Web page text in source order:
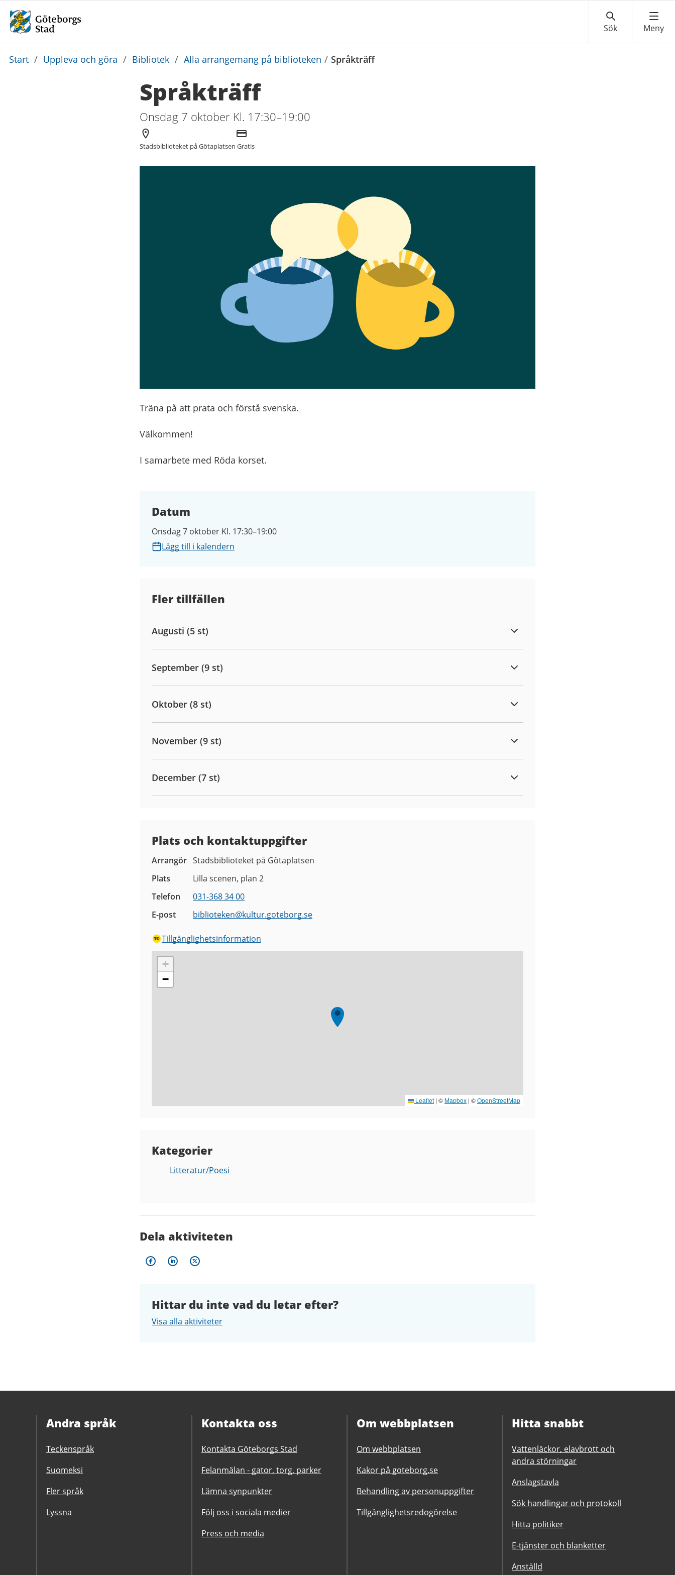
Du
Start / Uppleva och göra / Bibliotek / Alla arrangemang på biblioteken / Språkträff
Språkträff
Onsdag 7 oktober Kl. 17:30–19:00
Arrangör
Stadsbiblioteket på Götaplatsen
Kostnad
Gratis
Träna på att prata och förstå svenska.
Välkommen!
I samarbete med Röda korset.
Datum
Onsdag 7 oktober Kl. 17:30–19:00
Lägg till i kalendern
Fler tillfällen
Augusti (5 st)
September (9 st)
Oktober (8 st)
November (9 st)
December (7 st)
Plats och kontaktuppgifter
Arrangör Stadsbiblioteket på Götaplatsen
Plats
Lilla scenen, plan 2
Telefon
031-368 34 00
E-post
biblioteken@kultur.goteborg.se
Tillgänglighetsinformation
+
−
Leaflet | ©Mapbox | ©OpenStreetMap
Kategorier
Litteratur/Poesi
Dela aktiviteten
Hittar du inte vad du letar efter?
Visa alla aktiviteter
Andra språk
Teckenspråk
Suomeksi
Fler språk
Lyssna
Kontakta oss
Kontakta Göteborgs Stad
Felanmälan - gator, torg, parker
Lämna synpunkter
Följ oss i sociala medier
Press och media
Om webbplatsen
Om webbplatsen
Kakor på goteborg.se
Behandling av personuppgifter
Tillgänglighetsredogörelse
Hitta snabbt
Vattenläckor, elavbrott och
andra störningar
Anslagstavla
Sök handlingar och protokoll
Hitta politiker
E-tjänster och blanketter
Anställd